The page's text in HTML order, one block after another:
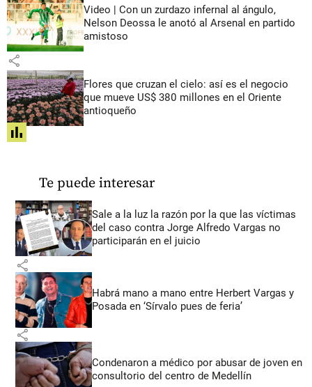
Video | Con un zurdazo infernal al ángulo,
Nelson Deossa le anotó al Arsenal en partido
amistoso
share
Flores que cruzan el cielo: así es el negocio
que mueve US$ 380 millones en el Oriente
antioqueño
share
Te puede interesar
Sale a la luz la razón por la que las víctimas
del caso contra Jorge Alfredo Vargas no
participarán en el juicio
share
Habrá mano a mano entre Herbert Vargas y
Posada en ‘Sírvalo pues de feria’
share
Condenaron a médico por abusar de joven en
consultorio del centro de Medellín